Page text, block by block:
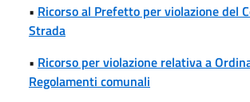
• Ricorso al Prefetto per violazione del
Strada
• Ricorso per violazione relativa a
Regolamenti comunali